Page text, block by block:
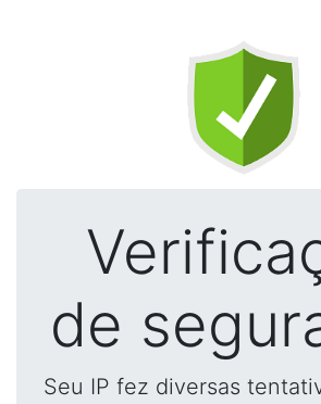
de
Seu IP fez diversas